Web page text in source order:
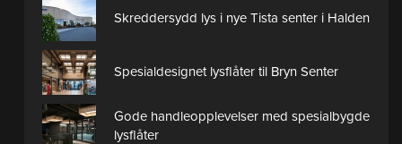
Skreddersydd lys i nye Tista senter i Halden
Spesialdesignet lysflåter til Bryn Senter
Gode handleopplevelser med spesialbygde
lysflåter